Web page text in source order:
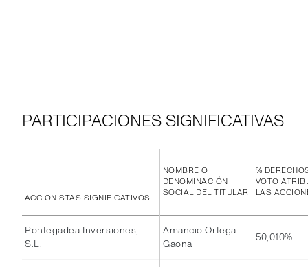
PARTICIPACIONES SIGNIFICATIVAS
ACCIONISTAS SIGNIFICATIVOS
NOMBRE O
DENOMINACIÓN
SOCIAL DEL TITULAR
%
VOTO
LAS
Pontegadea Inversiones,
S.L.
Amancio Ortega
Gaona
50,010%